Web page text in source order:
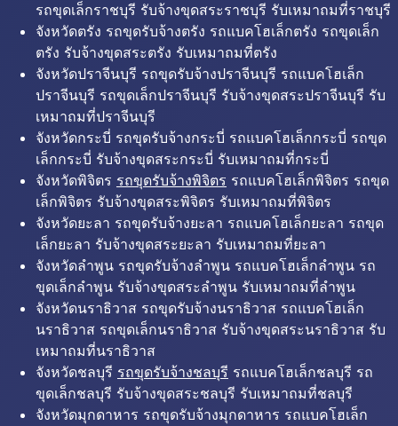
รถขุดเล็กราชบุรี รับจ้างขุดสระราชบุรี รับเหมาถมที่ราชบุรี
จังหวัดตรัง รถขุดรับจ้างตรัง รถแบคโฮเล็กตรัง รถขุดเล็ก
ตรัง รับจ้างขุดสระตรัง รับเหมาถมที่ตรัง
จังหวัดปราจีนบุรี รถขุดรับจ้างปราจีนบุรี รถแบคโฮเล็ก
ปราจีนบุรี รถขุดเล็กปราจีนบุรี รับจ้างขุดสระปราจีนบุรี รับ
เหมาถมที่ปราจีนบุรี
จังหวัดกระบี่ รถขุดรับจ้างกระบี่ รถแบคโฮเล็กกระบี่ รถขุด
เล็กกระบี่ รับจ้างขุดสระกระบี่ รับเหมาถมที่กระบี่
จังหวัดพิจิตร รถขุดรับจ้างพิจิตร รถแบคโฮเล็กพิจิตร รถขุด
เล็กพิจิตร รับจ้างขุดสระพิจิตร รับเหมาถมที่พิจิตร
จังหวัดยะลา รถขุดรับจ้างยะลา รถแบคโฮเล็กยะลา รถขุด
เล็กยะลา รับจ้างขุดสระยะลา รับเหมาถมที่ยะลา
จังหวัดลำพูน รถขุดรับจ้างลำพูน รถแบคโฮเล็กลำพูน รถ
ขุดเล็กลำพูน รับจ้างขุดสระลำพูน รับเหมาถมที่ลำพูน
จังหวัดนราธิวาส รถขุดรับจ้างนราธิวาส รถแบคโฮเล็ก
นราธิวาส รถขุดเล็กนราธิวาส รับจ้างขุดสระนราธิวาส รับ
เหมาถมที่นราธิวาส
จังหวัดชลบุรี รถขุดรับจ้างชลบุรี รถแบคโฮเล็กชลบุรี รถ
ขุดเล็กชลบุรี รับจ้างขุดสระชลบุรี รับเหมาถมที่ชลบุรี
จังหวัดมุกดาหาร รถขุดรับจ้างมุกดาหาร รถแบคโฮเล็ก